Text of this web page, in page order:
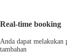
Real-time booking
Anda dapat melakukan
tambahan